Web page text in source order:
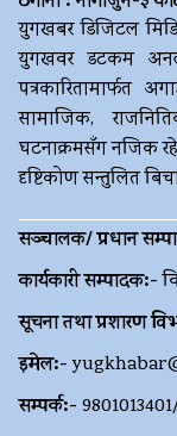
युगखबर डिजिटल
युगखवर डटकम
पत्रकारितामार्फत
सामाजिक,
घटनाक्रमसँग नजिक
दृष्टिकोण सन्तुलित
सञ्चालक/ प्रधान
कार्यकारी सम्पादक:-
सूचना तथा प्रशारण
इमेल:-
सम्पर्क:-